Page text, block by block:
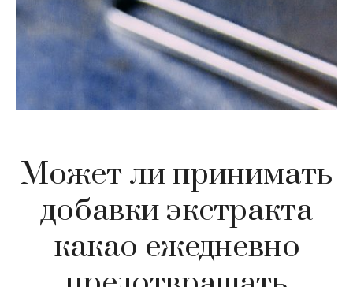
Может ли принимать
добавки экстракта
какао ежедневно